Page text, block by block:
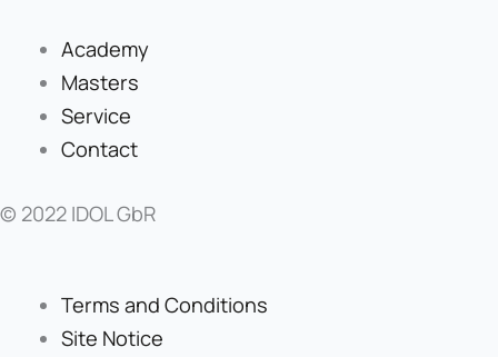
Academy
Masters
Service
Contact
© 2022 IDOL GbR
Terms and Conditions
Site Notice